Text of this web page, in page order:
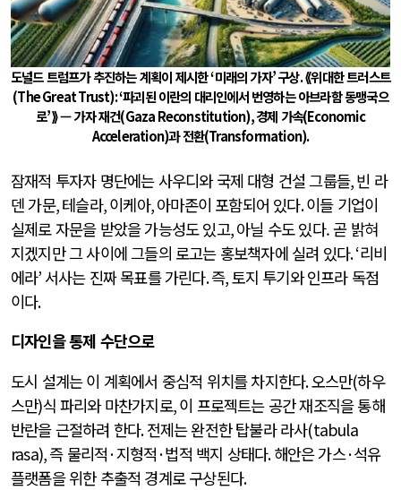
도널드 트럼프가 추진하는 계획이 제시한‘미래의 가자’구상.⟪위대한 트러스트
(The Great Trust): ‘파괴된 이란의 대리인에서 번영하는 아브라함 동맹국으
로’⟫ — 가자 재건(Gaza Reconstitution),경제 가속(Economic
Acceleration)과 전환(Transformation).
잠재적 투자자 명단에는 사우디와 국제 대형 건설 그룹들,빈 라
덴 가문,테슬라,이케아,아마존이 포함되어 있다.이들 기업이
실제로 자문을 받았을 가능성도 있고,아닐 수도 있다. 곧 밝혀
지겠지만 그 사이에 그들의 로고는 홍보책자에 실려 있다. ‘리비
에라’ 서사는 진짜 목표를 가린다.즉,토지 투기와 인프라 독점
이다.
디자인을 통제 수단으로
도시 설계는 이 계획에서 중심적 위치를 차지한다.오스만(하우
스만)식 파리와 마찬가지로,이 프로젝트는 공간 재조직을 통해
반란을 근절하려 한다.전제는 완전한 탑불라 라사(tabula
rasa),즉 물리적 ·지형적 ·법적 백지 상태다.해안은 가스·석유
플랫폼을 위한 추출적 경계로 구상된다.